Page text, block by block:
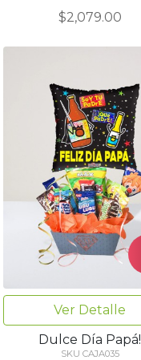
$2,079.00
Ver Detalle
Dulce Día Papá!
SKU CAJA035